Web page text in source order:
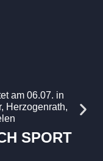
am 06.07. in
Herzogenrath,
SPORT